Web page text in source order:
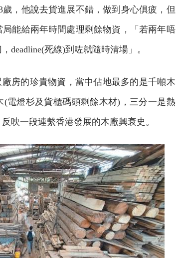
，他說去貨進展不錯，做到身心俱疲，但
能給兩年時間處理剩餘物資，「若兩年唔
deadline(死線)到咗就隨時清場」。
房的珍貴物資，當中佔地最多的是千噸木
電燈杉及貨櫃碼頭剩餘木材)，三分一是熱
映一段連繫香港發展的木廠興衰史。